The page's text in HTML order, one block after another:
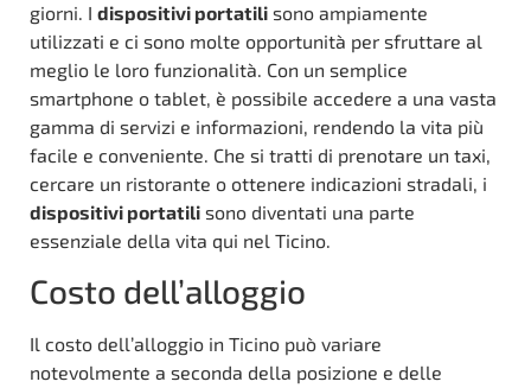
giorni. I dispositivi portatili sono ampiamente
utilizzati e ci sono molte opportunità per sfruttare al
meglio le loro funzionalità. Con un semplice
smartphone o tablet, è possibile accedere a una vasta
gamma di servizi e informazioni, rendendo la vita più
facile e conveniente. Che si tratti di prenotare un taxi,
cercare un ristorante o ottenere indicazioni stradali, i
dispositivi portatili sono diventati una parte
essenziale della vita qui nel Ticino.
Costo dell’alloggio
Il costo dell’alloggio in Ticino può variare
notevolmente a seconda della posizione e delle